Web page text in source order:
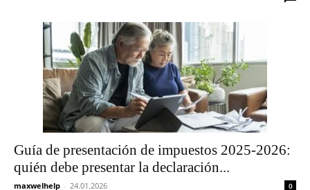
Guía de presentación de impuestos 2025-2026:
quién debe presentar la declaración...
maxwelhelp - 24.01.2026 0